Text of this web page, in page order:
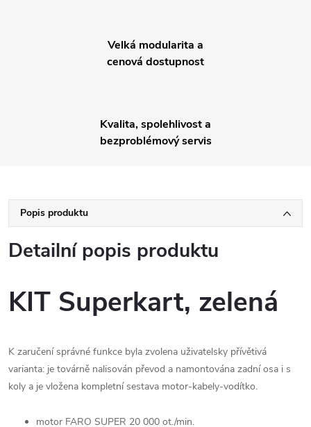
Velká modularita a
cenová dostupnost
Kvalita, spolehlivost a
bezproblémový servis
Popis produktu
Detailní popis produktu
KIT Superkart, zelená
K zaručení správné funkce byla zvolena uživatelsky přívětivá
varianta: je továrně nalisován převod a namontována zadní osa i s
koly a je vložena kompletní sestava motor-kabely-vodítko.
motor FARO SUPER 20 000 ot./min.